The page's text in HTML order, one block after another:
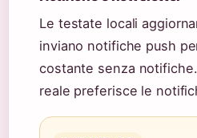
Le testate locali
inviano notifiche push
costante senza
reale preferisce le